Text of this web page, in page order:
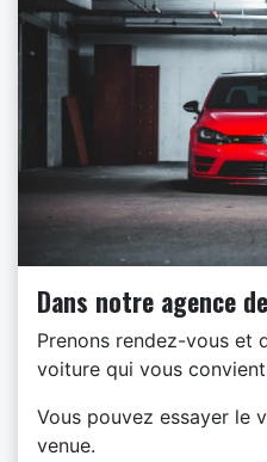
Dans notre agence
Prenons rendez-vous et
voiture qui vous
Vous pouvez essayer le
venue.